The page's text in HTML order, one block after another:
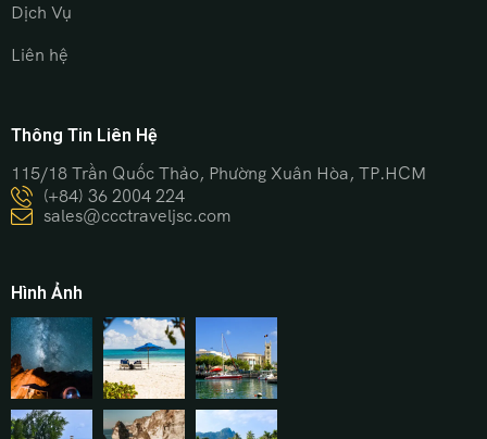
Dịch Vụ
Liên hệ
Thông Tin Liên Hệ
115/18 Trần Quốc Thảo, Phường Xuân Hòa, TP.HCM
(+84) 36 2004 224
sales@ccctraveljsc.com
Hình Ảnh